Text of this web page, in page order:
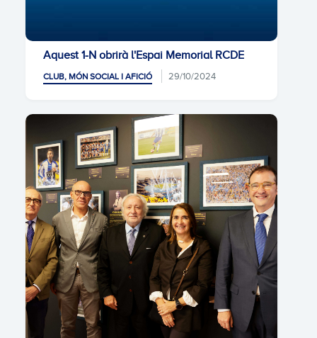
Aquest 1-N obrirà l'Espai Memorial RCDE
CLUB, MÓN SOCIAL I AFICIÓ 29/10/2024